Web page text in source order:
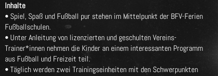
Inhalte
• Spiel, Spaß und Fußball pur stehen im Mittelpunkt der BFV-Ferien
Fußballschulen.
• Unter Anleitung von lizenzierten und geschulten Vereins-
Trainer*innen nehmen die Kinder an einem interessanten Programm
aus Fußball und Freizeit teil.
• Täglich werden zwei Trainingseinheiten mit den Schwerpunkten